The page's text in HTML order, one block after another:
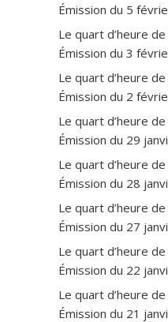
Émission du 5
Le quart d’heure
Émission du 3
Le quart d’heure
Émission du 2
Le quart d’heure
Émission du 29
Le quart d’heure
Émission du 28
Le quart d’heure
Émission du 27
Le quart d’heure
Émission du 22
Le quart d’heure
Émission du 21